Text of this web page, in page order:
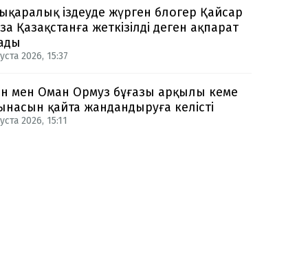
іздеуде жүрген блогер Қайсар
Қазақстанға жеткізілді деген ақпарат
2026, 15:37
мен Оман Ормуз бұғазы арқылы кеме
қайта жандандыруға келісті
2026, 15:11